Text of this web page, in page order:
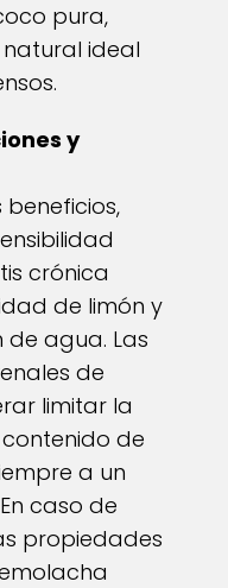
pura,
ideal
y
crónica
de limón y
agua. Las
de
limitar la
de
a un
caso de
propiedades